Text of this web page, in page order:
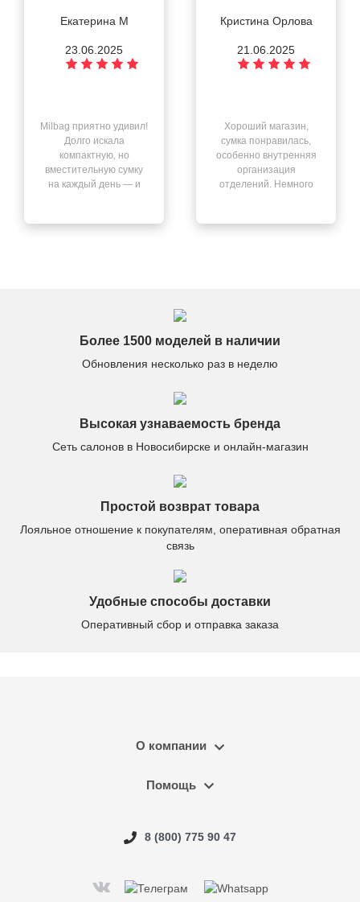
Екатерина М
23.06.2025
Milbag приятно удивил!
Долго искала
компактную, но
вместительную сумку
на каждый день — и
Кристина Орлова
21.06.2025
Хороший магазин,
сумка понравилась,
особенно внутренняя
организация
отделений. Немного
Более 1500 моделей в наличии
Обновления несколько раз в неделю
Высокая узнаваемость бренда
Сеть салонов в Новосибирске и онлайн-магазин
Простой возврат товара
Лояльное отношение к покупателям, оперативная обратная
связь
Удобные способы доставки
Оперативный сбор и отправка заказа
О компании
Помощь
8 (800) 775 90 47